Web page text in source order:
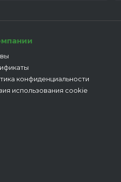
конфиденциальности
использования cookie